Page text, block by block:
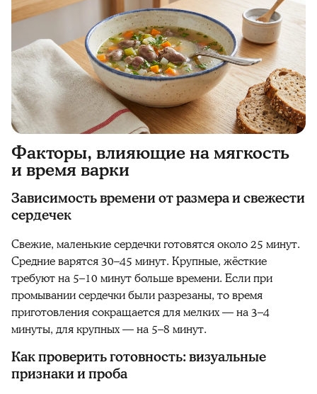
Факторы, влияющие на мягкость
и время варки
Зависимость времени от размера и свежести
сердечек
Свежие, маленькие сердечки готовятся около 25 минут.
Средние варятся 30–45 минут. Крупные, жёсткие
требуют на 5–10 минут больше времени. Если при
промывании сердечки были разрезаны, то время
приготовления сокращается для мелких — на 3–4
минуты, для крупных — на 5–8 минут.
Как проверить готовность: визуальные
признаки и проба